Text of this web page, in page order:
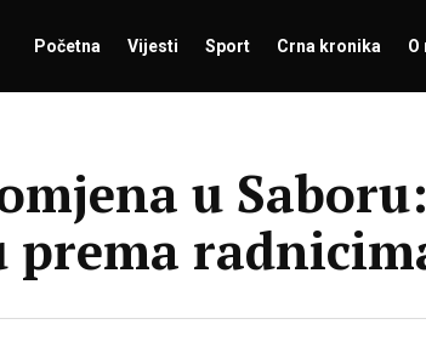
Početna Vijesti Sport Crna kronika O
u
prema